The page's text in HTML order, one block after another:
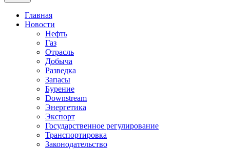
Главная
Новости
Нефть
Газ
Отрасль
Добыча
Разведка
Запасы
Бурение
Downstream
Энергетика
Экспорт
Государственное регулирование
Транспортировка
Законодательство